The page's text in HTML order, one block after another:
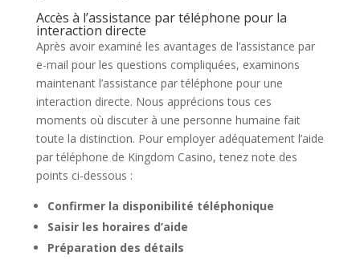
Accès à l’assistance par téléphone pour la
interaction directe
Après avoir examiné les avantages de l’assistance par
e-mail pour les questions compliquées, examinons
maintenant l’assistance par téléphone pour une
interaction directe. Nous apprécions tous ces
moments où discuter à une personne humaine fait
toute la distinction. Pour employer adéquatement l’aide
par téléphone de Kingdom Casino, tenez note des
points ci-dessous :
Confirmer la disponibilité téléphonique
Saisir les horaires d’aide
Préparation des détails